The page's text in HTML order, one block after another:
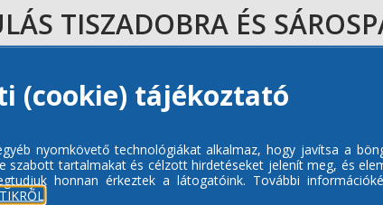
TISZADOBRA ÉS
(cookie) tájékoztató
nyomkövető technológiákat alkalmaz, hogy javítsa a
szabott tartalmakat és célzott hirdetéseket jelenít meg, és
honnan érkeztek a látogatóink. További